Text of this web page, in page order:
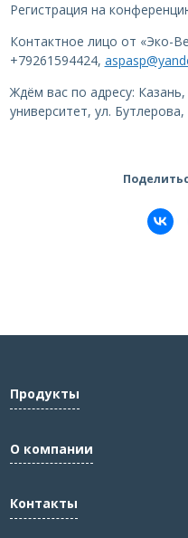
Регистрация на
Контактное лицо от «Эко-
+79261594424,
Ждём вас по адресу:
университет, ул. Бутлерова,
Продукты
О компании
Контакты